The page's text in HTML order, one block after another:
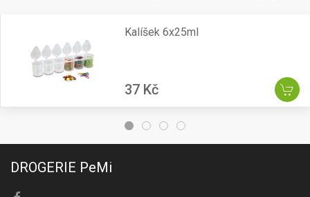
Kalíšek 6x25ml
37 Kč
DROGERIE PeMi